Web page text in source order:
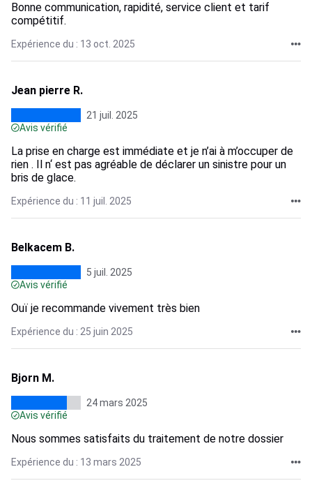
Bonne communication, rapidité, service client et tarif
compétitif.
Expérience du : 13 oct. 2025
Jean pierre R.
21 juil. 2025
Avis vérifié
La prise en charge est immédiate et je n’ai à m’occuper de
rien . Il n‘ est pas agréable de déclarer un sinistre pour un
bris de glace.
Expérience du : 11 juil. 2025
Belkacem B.
5 juil. 2025
Avis vérifié
Ouï je recommande vivement très bien
Expérience du : 25 juin 2025
Bjorn M.
24 mars 2025
Avis vérifié
Nous sommes satisfaits du traitement de notre dossier
Expérience du : 13 mars 2025